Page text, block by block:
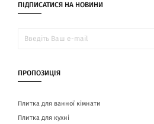
ПІДПИСАТИСЯ НА НОВИНИ
ПРОПОЗИЦІЯ
Плитка для ванної кімнати
Плитка для кухні